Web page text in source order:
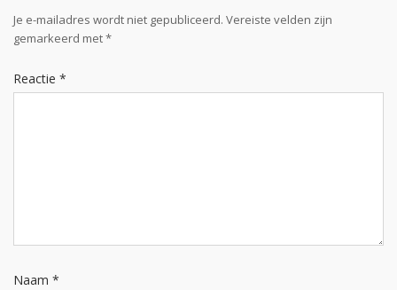
Je e-mailadres wordt niet gepubliceerd. Vereiste velden zijn
gemarkeerd met*
Reactie *
Naam *